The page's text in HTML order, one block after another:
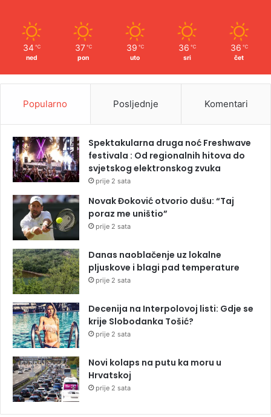
34 ℃
ned
37 ℃
pon
39 ℃
uto
36 ℃
sri
36 ℃
čet
Popularno Posljednje Komentari
Spektakularna druga noć Freshwave
festivala : Od regionalnih hitova do
svjetskog elektronskog zvuka
prije 2 sata
Novak Đoković otvorio dušu: “Taj
poraz me uništio”
prije 2 sata
Danas naoblačenje uz lokalne
pljuskove i blagi pad temperature
prije 2 sata
Decenija na Interpolovoj listi: Gdje se
krije Slobodanka Tošić?
prije 2 sata
Novi kolaps na putu ka moru u
Hrvatskoj
prije 2 sata